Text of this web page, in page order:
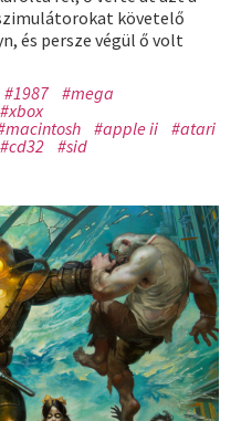
követelő
és persze végül ő volt
#1987 #mega
#xbox
#apple ii #atari
#cd32 #sid